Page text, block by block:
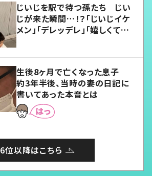
じいじを駅で待つ孫たち じい
じが来た瞬間…！？「じいじイケ
メン」「デレッデレ」「嬉しくて可
生後8ヶ月で亡くなった息子
約3年半後、当時の妻の日記に
書いてあった本音とは
6位以降はこちら